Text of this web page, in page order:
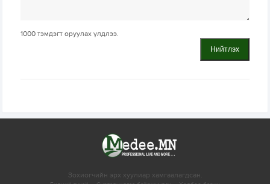
1000 тэмдэгт оруулах үлдлээ.
Нийтлэх
Зохиогчийн эрх хуулиар хамгаалагдсан.